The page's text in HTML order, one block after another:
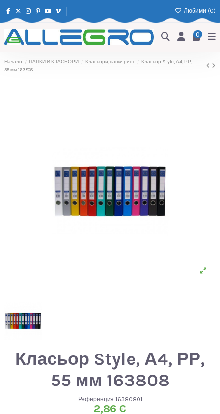
Любими (0)
0
Начало ПАПКИ И КЛАСЬОРИ Класьори, папки ринг
Класьор Style, А4, РР,
55 мм 163808
Класьор Style, А4, РР,
55 мм 163808
Референция 16380801
2,86 €